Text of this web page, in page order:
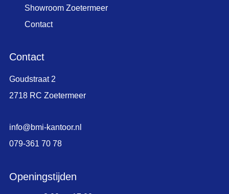
Showroom Zoetermeer
Contact
Contact
Goudstraat 2
2718 RC Zoetermeer
info@bmi-kantoor.nl
079-361 70 78
Openingstijden